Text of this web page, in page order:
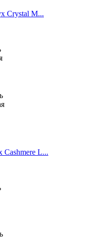
Crystal M...
Cashmere L...